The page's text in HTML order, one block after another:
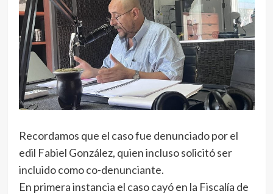
Recordamos que el caso fue denunciado por el
edil Fabiel González, quien incluso solicitó ser
incluido como co-denunciante.
En primera instancia el caso cayó en la Fiscalía de